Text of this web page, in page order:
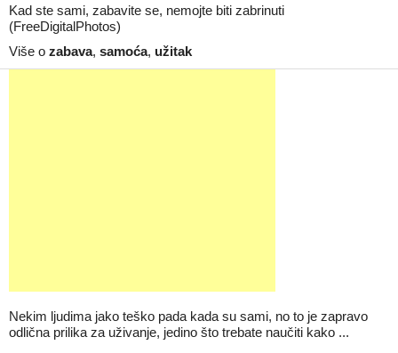
Kad ste sami, zabavite se, nemojte biti zabrinuti
(FreeDigitalPhotos)
Više o zabava, samoća, užitak
Nekim ljudima jako teško pada kada su sami, no to je zapravo
odlična prilika za uživanje, jedino što trebate naučiti kako ...